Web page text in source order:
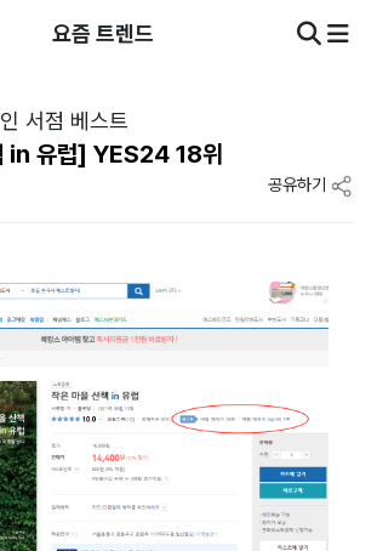
요즘 트렌드
서점 베스트
in 유럽] YES24 18위
공유하기